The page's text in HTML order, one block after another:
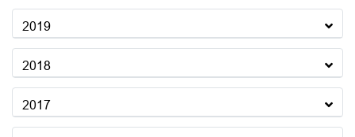
2019
2018
2017